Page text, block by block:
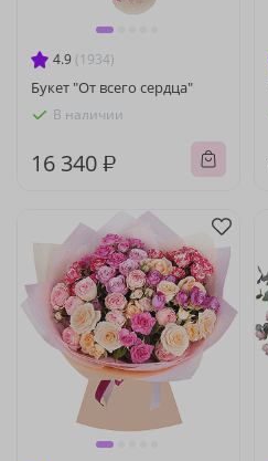
4.9 (1934)
Букет "От всего сердца"
В наличии
16 340 ₽